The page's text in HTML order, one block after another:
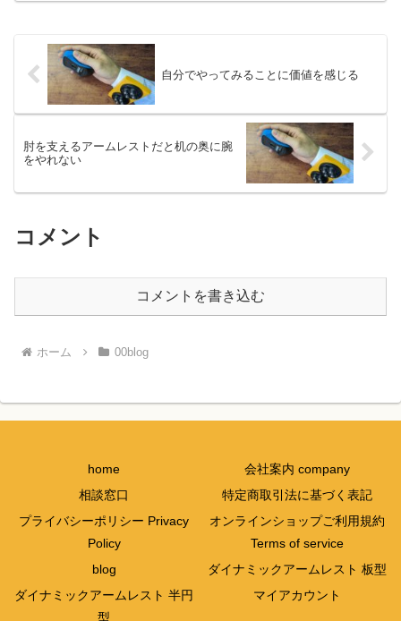
自分でやってみることに価値を感じる
肘を支えるアームレストだと机の奥に腕
をやれない
コメント
コメントを書き込む
ホーム 00blog
home
会社案内 company
相談窓口
特定商取引法に基づく表記
プライバシーポリシー Privacy
Policy
オンラインショップご利用規約
Terms of service
blog
ダイナミックアームレスト 板型
ダイナミックアームレスト 半円
型
マイアカウント